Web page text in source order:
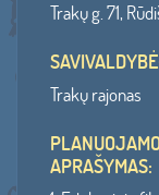
Trakų g. 71,
Trakų rajonas
APRAŠYMAS: